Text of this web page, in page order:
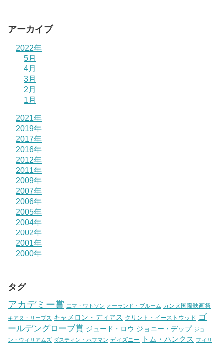
アーカイブ
2022年
5月
4月
3月
2月
1月
2021年
2019年
2017年
2016年
2012年
2011年
2009年
2007年
2006年
2005年
2004年
2002年
2001年
2000年
タグ
アカデミー賞 エマ・ワトソン オーランド・ブルーム カンヌ国際映画祭
キアヌ・リーブス キャメロン・ディアス クリント・イーストウッド ゴ
ールデングローブ賞 ジュード・ロウ ジョニー・デップ ジョ
ン・ウィリアムズ ダスティン・ホフマン ディズニー トム・ハンクス フィリ